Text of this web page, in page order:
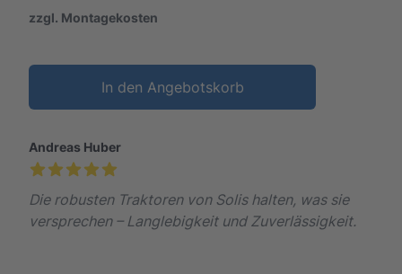
zzgl. Montagekosten
In den Angebotskorb
Andreas Huber
Die robusten Traktoren von Solis halten, was sie
versprechen – Langlebigkeit und Zuverlässigkeit.